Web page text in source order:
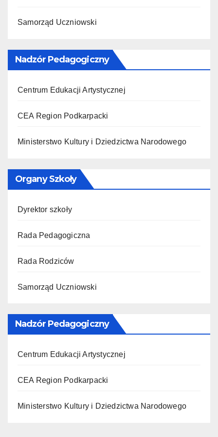
Samorząd Uczniowski
Nadzór Pedagogiczny
Centrum Edukacji Artystycznej
CEA Region Podkarpacki
Ministerstwo Kultury i Dziedzictwa Narodowego
Organy Szkoły
Dyrektor szkoły
Rada Pedagogiczna
Rada Rodziców
Samorząd Uczniowski
Nadzór Pedagogiczny
Centrum Edukacji Artystycznej
CEA Region Podkarpacki
Ministerstwo Kultury i Dziedzictwa Narodowego